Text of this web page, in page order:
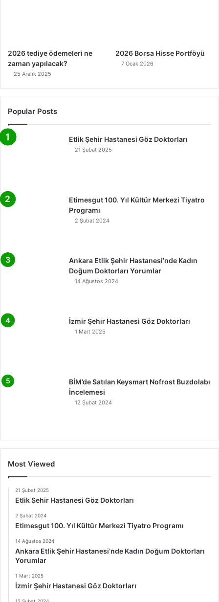
2026 tediye ödemeleri ne
zaman yapılacak?
25 Aralık 2025
2026 Borsa Hisse Portföyü
7 Ocak 2026
Popular Posts
Etlik Şehir Hastanesi Göz Doktorları
21 Şubat 2025
Etimesgut 100. Yıl Kültür Merkezi Tiyatro
Programı
2 Şubat 2024
Ankara Etlik Şehir Hastanesi’nde Kadın
Doğum Doktorları Yorumlar
14 Ağustos 2024
İzmir Şehir Hastanesi Göz Doktorları
1 Mart 2025
BİM’de Satılan Keysmart Nofrost Buzdolabı
İncelemesi
12 Şubat 2024
Most Viewed
21 Şubat 2025
Etlik Şehir Hastanesi Göz Doktorları
2 Şubat 2024
Etimesgut 100. Yıl Kültür Merkezi Tiyatro Programı
14 Ağustos 2024
Ankara Etlik Şehir Hastanesi’nde Kadın Doğum Doktorları
Yorumlar
1 Mart 2025
İzmir Şehir Hastanesi Göz Doktorları